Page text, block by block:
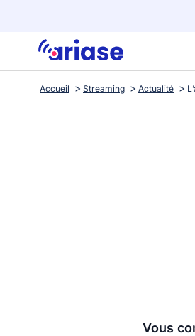
Accueil Streaming Actualité
Vous